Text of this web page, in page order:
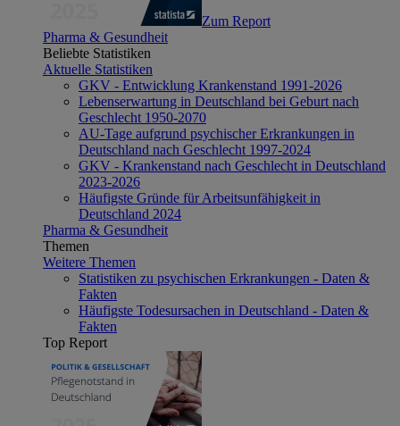
Zum Report
Pharma & Gesundheit
Beliebte Statistiken
Aktuelle Statistiken
GKV - Entwicklung Krankenstand 1991-2026
Lebenserwartung in Deutschland bei Geburt nach
Geschlecht 1950-2070
AU-Tage aufgrund psychischer Erkrankungen in
Deutschland nach Geschlecht 1997-2024
GKV - Krankenstand nach Geschlecht in Deutschland
2023-2026
Häufigste Gründe für Arbeitsunfähigkeit in
Deutschland 2024
Pharma & Gesundheit
Themen
Weitere Themen
Statistiken zu psychischen Erkrankungen - Daten &
Fakten
Häufigste Todesursachen in Deutschland - Daten &
Fakten
Top Report